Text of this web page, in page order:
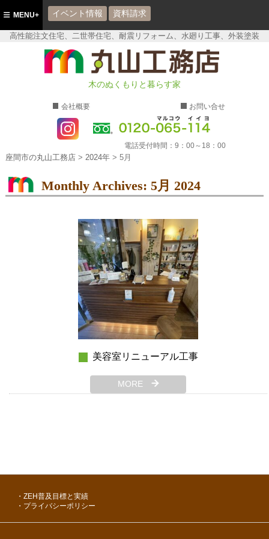
高性能注文住宅、二世帯住宅、耐震リフォーム、水廻り工事、外装塗装
座間市の丸山工務店
木のぬくもりと暮らす家
会社概要 お問い合せ
電話受付時間： 9：00～18：00
MENU+ イベント情報 資料請求
座間市の丸山工務店> 2024年> 5月
Monthly Archives: 5月 2024
美容室リニューアル工事
MORE
ZEH普及目標と実績
プライバシーポリシー